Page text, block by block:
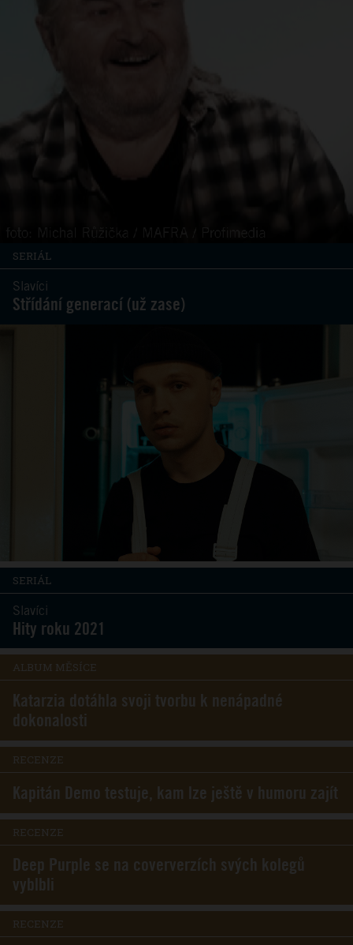
SERIÁL
Slavíci
Střídání generací (už zase)
SERIÁL
Slavíci
Hity roku 2021
ALBUM MĚSÍCE
Katarzia dotáhla svoji tvorbu k nenápadné
dokonalosti
RECENZE
Kapitán Demo testuje, kam lze ještě v humoru zajít
RECENZE
Deep Purple se na coververzích svých kolegů
vyblbli
RECENZE